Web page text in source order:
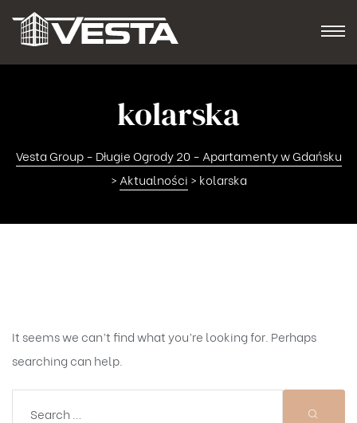
kolarska
Vesta Group - Długie Ogrody 20 - Apartamenty w Gdańsku
> Aktualności > kolarska
It seems we can’t find what you’re looking for. Perhaps
searching can help.